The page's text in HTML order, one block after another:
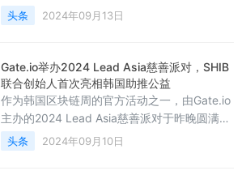
币委外投‮业资‬务“Avenir Crypto 卓越伙‮计伴‬
划”，将投资 5 亿美元支持‮场市‬中表现‮秀优‬的量‮
名政商界‮学及‬术界的顶尖‮袖领‬分享关‮当于‬前金
融创‮以新‬及交易策略等‮题主‬内容。包括 Av
头条 2024年09月13日
Gate.io举办2024 Lead Asia慈善派对，SHIB
联合创始人首次亮相韩国助推公益
作为韩国区块链周的官方活动之一，由Gate.io
主办的2024 Lead Asia慈善派对于昨晚圆满落
幕。本次活动取得了巨大成功，吸引了全球区
块链领域的领袖与爱好者齐聚一堂，同时也为
头条 2024年09月10日